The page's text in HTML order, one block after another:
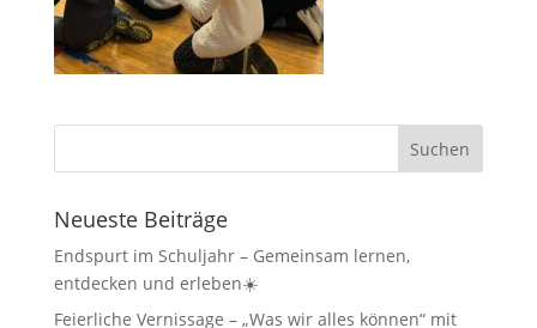
Neueste Beiträge
Endspurt im Schuljahr – Gemeinsam lernen,
entdecken und erleben☀️
Feierliche Vernissage – „Was wir alles können“ mit